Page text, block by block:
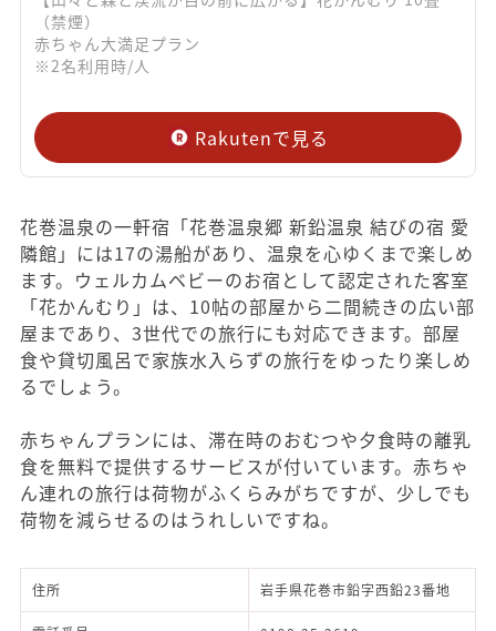
（禁煙）
赤ちゃん大満足プラン
※2名利用時/人
Rakutenで見る
花巻温泉の一軒宿「花巻温泉郷 新鉛温泉 結びの宿 愛
隣館」には17の湯船があり、温泉を心ゆくまで楽しめ
ます。ウェルカムベビーのお宿として認定された客室
「花かんむり」は、10帖の部屋から二間続きの広い部
屋まであり、3世代での旅行にも対応できます。部屋
食や貸切風呂で家族水入らずの旅行をゆったり楽しめ
るでしょう。
赤ちゃんプランには、滞在時のおむつや夕食時の離乳
食を無料で提供するサービスが付いています。赤ちゃ
ん連れの旅行は荷物がふくらみがちですが、少しでも
荷物を減らせるのはうれしいですね。
住所 岩手県花巻市鉛字西鉛23番地